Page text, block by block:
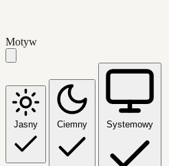
Motyw
Jasny Ciemny Systemowy